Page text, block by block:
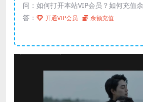
问：如何打开本站VIP会员？如何充值
答：
开通VIP会员 余额充值